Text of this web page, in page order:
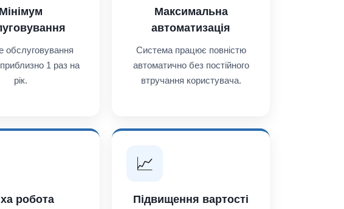
Мінімум
обслуговування
1 раз на
рік.
Максимальна
автоматизація
Система працює повністю
автоматично без постійного
втручання користувача.
робота
📈
Підвищення вартості